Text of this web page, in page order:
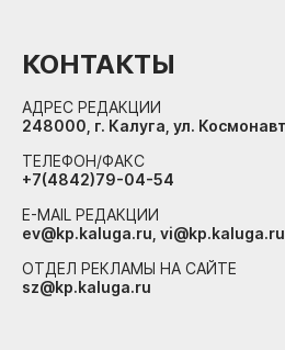
КОНТАКТЫ
АДРЕС РЕДАКЦИИ
248000, г. Калуга, ул.
ТЕЛЕФОН/ФАКС
+7(4842)79-04-54
E-MAIL РЕДАКЦИИ
ev@kp.kaluga.ru, vi@kp.kaluga.ru
ОТДЕЛ РЕКЛАМЫ НА САЙТЕ
sz@kp.kaluga.ru